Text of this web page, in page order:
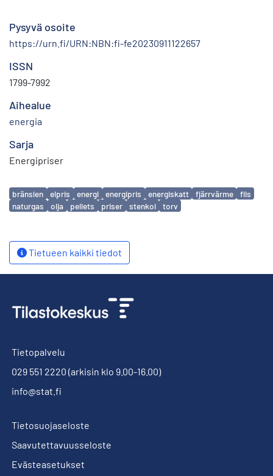
Pysyvä osoite
https://urn.fi/URN:NBN:fi-fe20230911122657
ISSN
1799-7992
Aihealue
energia
Sarja
Energipriser
Avainsanat
bränslen elpris energi energipris energiskatt fjärrvärme
flis
naturgas
olja pellets priser stenkol torv
Tietueen kaikki tiedot
Tietopalvelu
029 551 2220 (arkisin klo 9.00-16.00)
info@stat.fi
Tietosuojaseloste
Saavutettavuusseloste
Evästeasetukset